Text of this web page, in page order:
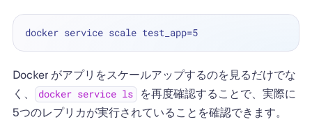
Docker がアプリをスケールアップするのを見るだけでな
く、
docker service ls
を再度確認することで、実際に
5つのレプリカが実行されていることを確認できます。